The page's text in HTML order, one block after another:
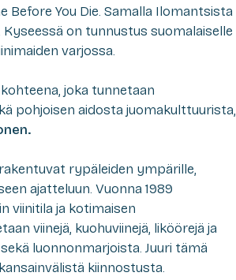
You Die. Samalla Ilomantsista
on tunnustus suomalaiselle
varjossa.
joka tunnetaan
pohjoisen aidosta juomakulttuurista,
rypäleiden ympärille,
ajatteluun. Vuonna 1989
viinitila ja kotimaisen
viinejä, kuohuviinejä, liköörejä ja
luonnonmarjoista. Juuri tämä
kiinnostusta.